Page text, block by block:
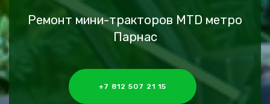
Ремонт мини-тракторов MTD метро
Парнас
+7 812 507 21 15